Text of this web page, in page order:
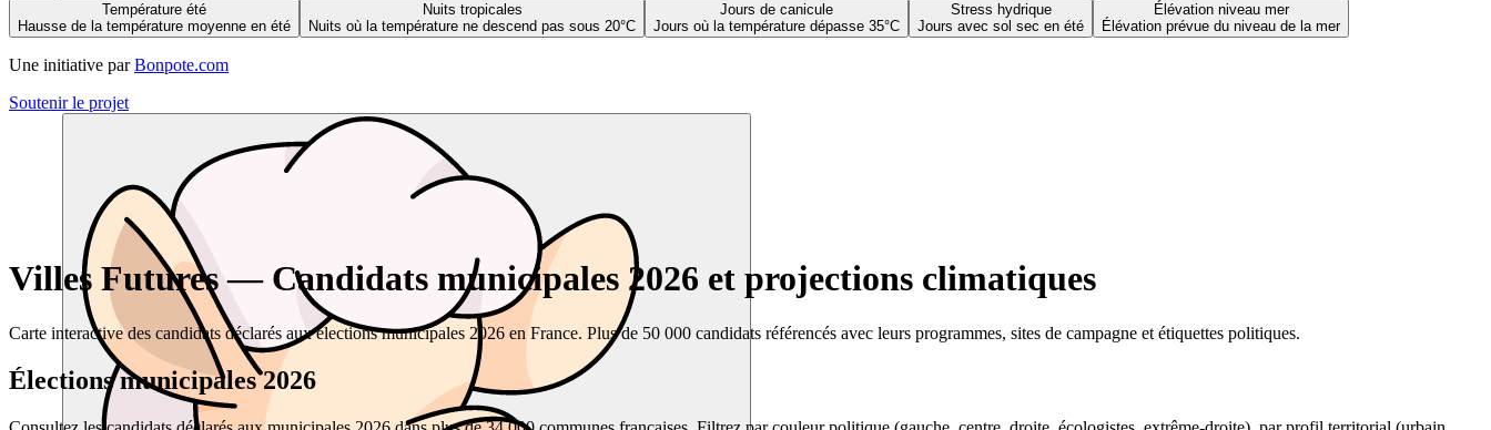
Température été
Hausse de la température moyenne en été
Nuits tropicales
Nuits où la température ne descend pas sous 20°C
Jours de canicule
Jours où la température dépasse 35°C
Stress hydrique
Jours avec sol sec en été
Élévation niveau mer
Élévation prévue du niveau de la mer
Une initiative par Bonpote.com
Soutenir le projet
Villes Futures — Candidats municipales 2026 et projections climatiques
Carte interactive des candidats déclarés aux élections municipales 2026 en France. Plus de 50 000 candidats référencés avec leurs programmes, sites de campagne et étiquettes politiques.
Élections municipales 2026